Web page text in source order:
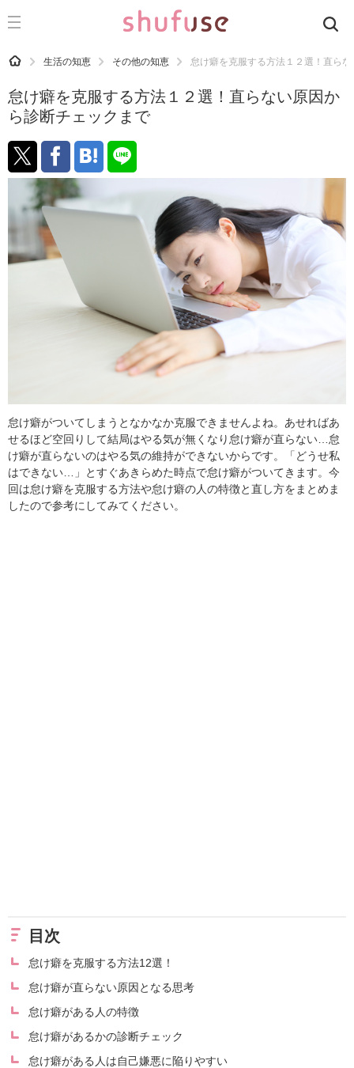
CATEGORY 記事カテゴリ
運気
洗濯
生活の知恵
お金
掃除
マナー
食材辞典
HOME 生活の知恵 その他の知恵 怠け癖を克服する方法１２選！直ら
怠け癖を克服する方法１２選！直らない原因か
ら診断チェックまで
怠け癖がついてしまうとなかなか克服できませんよね。あせればあ
せるほど空回りして結局はやる気が無くなり怠け癖が直らない…怠
け癖が直らないのはやる気の維持ができないからです。「どうせ私
はできない…」とすぐあきらめた時点で怠け癖がついてきます。今
回は怠け癖を克服する方法や怠け癖の人の特徴と直し方をまとめま
したので参考にしてみてください。
目次
怠け癖を克服する方法12選！
怠け癖が直らない原因となる思考
怠け癖がある人の特徴
怠け癖があるかの診断チェック
怠け癖がある人は自己嫌悪に陥りやすい